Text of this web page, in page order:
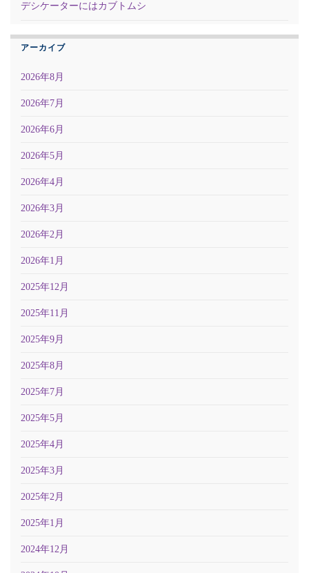
デシケーターにはカブトムシ
アーカイブ
2026年8月
2026年7月
2026年6月
2026年5月
2026年4月
2026年3月
2026年2月
2026年1月
2025年12月
2025年11月
2025年9月
2025年8月
2025年7月
2025年5月
2025年4月
2025年3月
2025年2月
2025年1月
2024年12月